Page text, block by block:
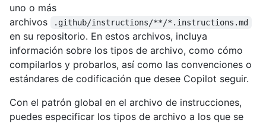
uno o más
archivos
.github/instructions/**/*.instructions.md
en su repositorio. En estos archivos, incluya
información sobre los tipos de archivo, como cómo
compilarlos y probarlos, así como las convenciones o
estándares de codificación que desee Copilot seguir.
Con el patrón global en el archivo de instrucciones,
puedes especificar los tipos de archivo a los que se